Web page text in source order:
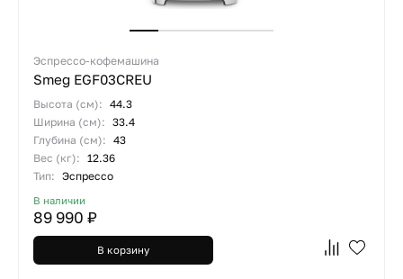
Эспрессо-кофемашина
Smeg EGF03CREU
Высота (см): 44.3
Ширина (см): 33.4
Глубина (см): 43
Вес (кг): 12.36
Тип: Эспрессо
В наличии
89 990 ₽
В корзину